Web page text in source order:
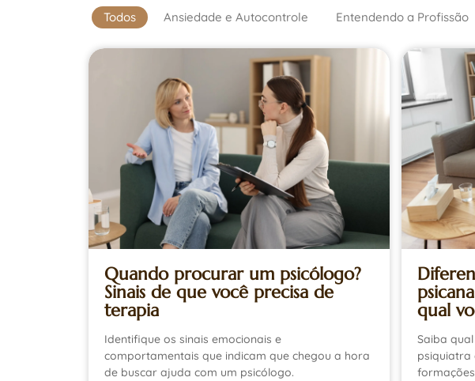
Todos Ansiedade e Autocontrole Entendendo a Profissão
Quando procurar um psicólogo?
Sinais de que você precisa de
terapia
Identifique os sinais emocionais e
comportamentais que indicam que chegou a hora
de buscar ajuda com um psicólogo.
qual
Saiba
psiquiatra